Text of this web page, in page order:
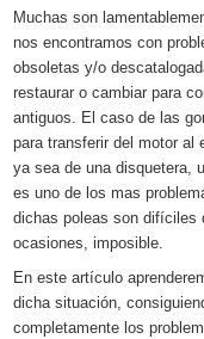
Muchas son
nos encontramos con
obsoletas y/o
restaurar o cambiar para
antiguos. El caso de las
para transferir del motor al
ya sea de una disquetera,
es uno de los mas
dichas poleas son difíciles
ocasiones, imposible.
En este artículo
dicha situación,
completamente los